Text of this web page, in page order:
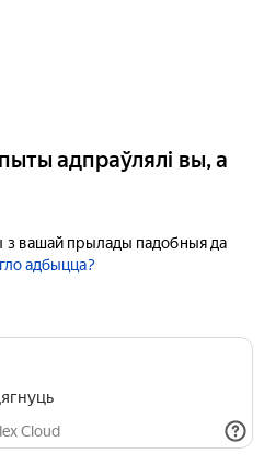
адпраўлялі вы, а
з вашай прылады падобныя да
адбыцца?
Cloud